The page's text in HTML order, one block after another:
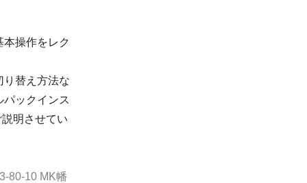
操作をレク
り替え方法な
ックインス
明させてい
80-10 MK幡